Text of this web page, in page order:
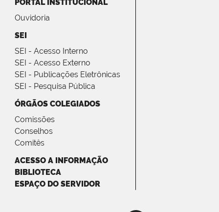
PORTAL INSTITUCIONAL
Ouvidoria
SEI
SEI - Acesso Interno
SEI - Acesso Externo
SEI - Publicações Eletrônicas
SEI - Pesquisa Pública
ÓRGÃOS COLEGIADOS
Comissões
Conselhos
Comitês
ACESSO A INFORMAÇÃO
BIBLIOTECA
ESPAÇO DO SERVIDOR